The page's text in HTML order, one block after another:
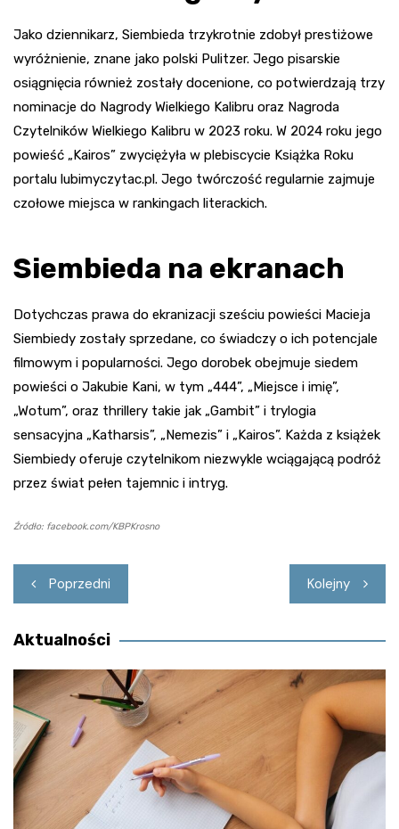
Jako dziennikarz, Siembieda trzykrotnie zdobył prestiżowe
wyróżnienie, znane jako polski Pulitzer. Jego pisarskie
osiągnięcia również zostały docenione, co potwierdzają trzy
nominacje do Nagrody Wielkiego Kalibru oraz Nagroda
Czytelników Wielkiego Kalibru w 2023 roku. W 2024 roku jego
powieść „Kairos” zwyciężyła w plebiscycie Książka Roku
portalu lubimyczytac.pl. Jego twórczość regularnie zajmuje
czołowe miejsca w rankingach literackich.
Siembieda na ekranach
Dotychczas prawa do ekranizacji sześciu powieści Macieja
Siembiedy zostały sprzedane, co świadczy o ich potencjale
filmowym i popularności. Jego dorobek obejmuje siedem
powieści o Jakubie Kani, w tym „444”, „Miejsce i imię”,
„Wotum”, oraz thrillery takie jak „Gambit” i trylogia
sensacyjna „Katharsis”, „Nemezis” i „Kairos”. Każda z książek
Siembiedy oferuje czytelnikom niezwykle wciągającą podróż
przez świat pełen tajemnic i intryg.
Źródło: facebook.com/KBPKrosno
Nawigacja
wpisu
Poprzedni Kolejny
Aktualności